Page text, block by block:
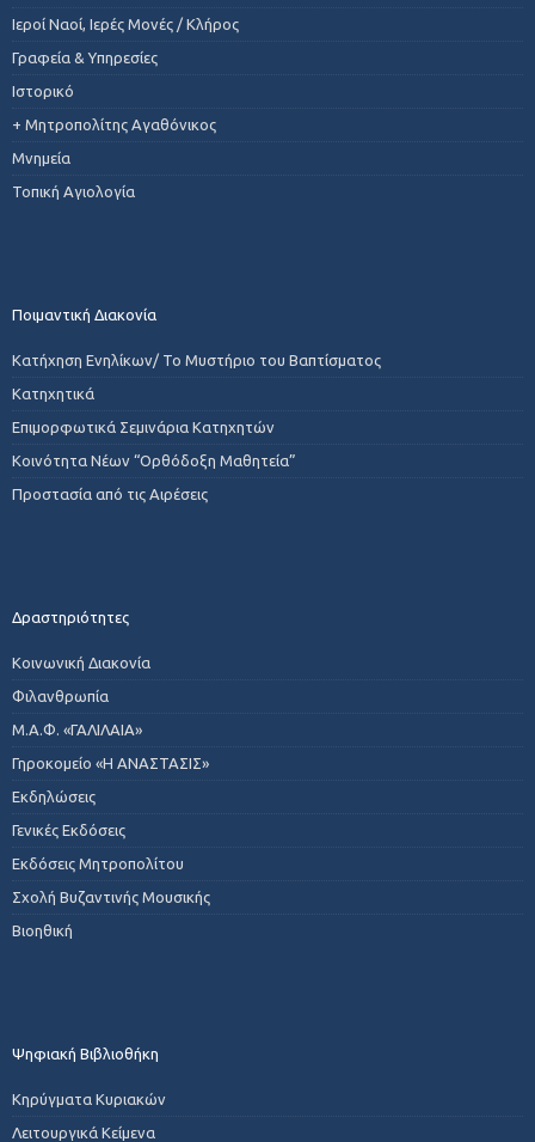
Ιεροί Ναοί, Ιερές Μονές / Κλήρος
Γραφεία & Υπηρεσίες
Ιστορικό
+ Μητροπολίτης Αγαθόνικος
Μνημεία
Τοπική Αγιολογία
Ποιμαντική Διακονία
Κατήχηση Ενηλίκων/ Το Μυστήριο του Βαπτίσματος
Κατηχητικά
Επιμορφωτικά Σεμινάρια Κατηχητών
Κοινότητα Νέων “Ορθόδοξη Μαθητεία”
Προστασία από τις Αιρέσεις
Δραστηριότητες
Κοινωνική Διακονία
Φιλανθρωπία
Μ.Α.Φ. «ΓΑΛΙΛΑΙΑ»
Γηροκομείο «Η ΑΝΑΣΤΑΣΙΣ»
Εκδηλώσεις
Γενικές Εκδόσεις
Εκδόσεις Μητροπολίτου
Σχολή Βυζαντινής Μουσικής
Βιοηθική
Ψηφιακή Βιβλιοθήκη
Κηρύγματα Κυριακών
Λειτουργικά Κείμενα